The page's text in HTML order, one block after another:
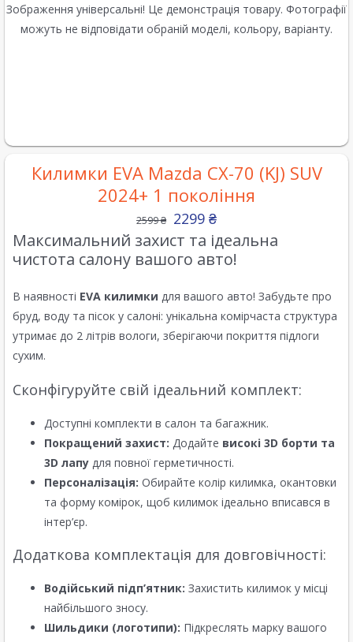
Зображення універсальні! Це демонстрація товару. Фотографії
можуть не відповідати обраній моделі, кольору, варіанту.
Килимки EVA Mazda CX-70 (KJ) SUV
2024+ 1 покоління
2599₴ 2299 ₴
Максимальний захист та ідеальна
чистота салону вашого авто!
В наявності EVA килимки для вашого авто! Забудьте про
бруд, воду та пісок у салоні: унікальна комірчаста структура
утримає до 2 літрів вологи, зберігаючи покриття підлоги
сухим.
Сконфігуруйте свій ідеальний комплект:
Доступні комплекти в салон та багажник.
Покращений захист: Додайте високі 3D борти та
3D лапу для повної герметичності.
Персоналізація: Обирайте колір килимка, окантовки
та форму комірок, щоб килимок ідеально вписався в
інтер’єр.
Додаткова комплектація для довговічності:
Водійський підп’ятник: Захистить килимок у місці
найбільшого зносу.
Шильдики (логотипи): Підкреслять марку вашого